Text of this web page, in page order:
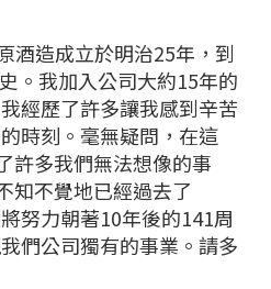
酒造成立於明治25年，到
。我加入公司大約15年的
經歷了許多讓我感到辛苦
時刻。毫無疑問，在這
許多我們無法想像的事
知不覺地已經過去了
努力朝著10年後的141周
們公司獨有的事業。請多